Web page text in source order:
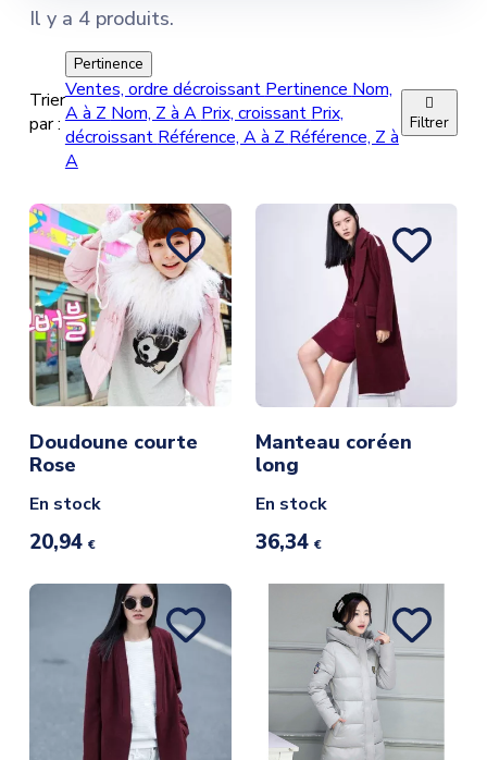
Il y a 4 produits.
Trier
par :
Pertinence
Ventes, ordre décroissant Pertinence Nom,
A à Z Nom, Z à A Prix, croissant Prix,
décroissant Référence, A à Z Référence, Z à
A

Filtrer
Doudoune courte
Rose
En stock
20,94 €
Manteau coréen
long
En stock
36,34 €